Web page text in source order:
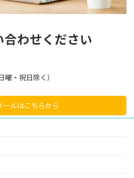
わせください
・祝日除く）
ールはこちらから